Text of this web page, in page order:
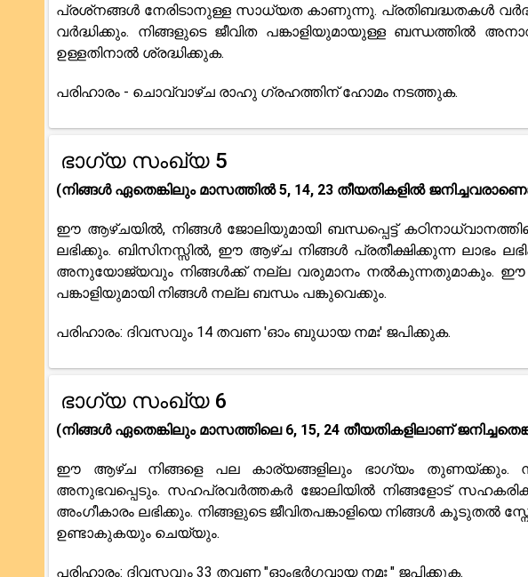
പ്രശ്‌നങ്ങൾ നേരിടാനുള്ള സാധ്യത കാണുന്നു. പ്രതിബദ്ധതകൾ
വർദ്ധിക്കും. നിങ്ങളുടെ ജീവിത പങ്കാളിയുമായുള്ള ബന്ധത്തിൽ
ഉള്ളതിനാൽ ശ്രദ്ധിക്കുക.
പരിഹാരം - ചൊവ്വാഴ്ച രാഹു ഗ്രഹത്തിന് ഹോമം നടത്തുക.
ഭാഗ്യ സംഖ്യ 5
(നിങ്ങൾ ഏതെങ്കിലും മാസത്തിൽ 5, 14, 23 തീയതികളിൽ
ഈ ആഴ്‌ചയിൽ, നിങ്ങൾ ജോലിയുമായി ബന്ധപ്പെട്ട്
ലഭിക്കും. ബിസിനസ്സിൽ, ഈ ആഴ്ച നിങ്ങൾ പ്രതീക്ഷിക്കുന്ന ലാഭം
അനുയോജ്യവും നിങ്ങൾക്ക് നല്ല വരുമാനം നൽകുന്നതുമാകും. ഈ
പങ്കാളിയുമായി നിങ്ങൾ നല്ല ബന്ധം പങ്കുവെക്കും.
പരിഹാരം: ദിവസവും 14 തവണ 'ഓം ബുധായ നമഃ' ജപിക്കുക.
ഭാഗ്യ സംഖ്യ 6
(നിങ്ങൾ ഏതെങ്കിലും മാസത്തിലെ 6, 15, 24 തീയതികളിലാണ്
ഈ ആഴ്ച നിങ്ങളെ പല കാര്യങ്ങളിലും ഭാഗ്യം തുണയ്ക്കും.
അനുഭവപ്പെടും. സഹപ്രവർത്തകർ ജോലിയിൽ നിങ്ങളോട്
അംഗീകാരം ലഭിക്കും. നിങ്ങളുടെ ജീവിതപങ്കാളിയെ നിങ്ങൾ
ഉണ്ടാകുകയും ചെയ്യും.
പരിഹാരം: ദിവസവും 33 തവണ "ഓംഭർഗവായ നമഃ " ജപിക്കുക.